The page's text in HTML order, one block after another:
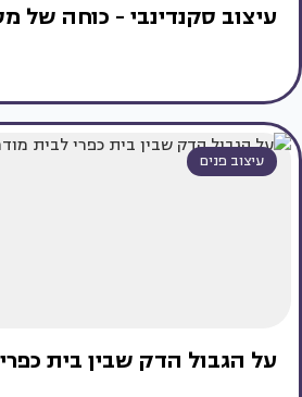
עיצוב סקנדינבי - כוחה של
עיצוב פנים
על הגבול הדק שבין בית